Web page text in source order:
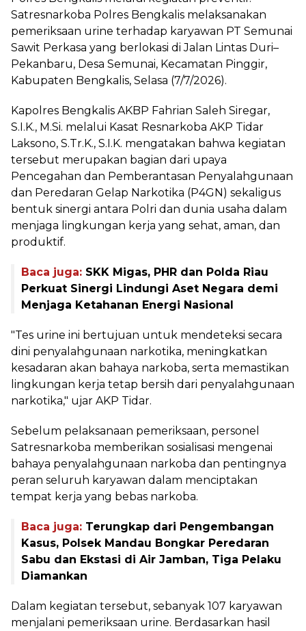
Satresnarkoba Polres Bengkalis melaksanakan
pemeriksaan urine terhadap karyawan PT Semunai
Sawit Perkasa yang berlokasi di Jalan Lintas Duri–
Pekanbaru, Desa Semunai, Kecamatan Pinggir,
Kabupaten Bengkalis, Selasa (7/7/2026).
Kapolres Bengkalis AKBP Fahrian Saleh Siregar,
S.I.K., M.Si. melalui Kasat Resnarkoba AKP Tidar
Laksono, S.Tr.K., S.I.K. mengatakan bahwa kegiatan
tersebut merupakan bagian dari upaya
Pencegahan dan Pemberantasan Penyalahgunaan
dan Peredaran Gelap Narkotika (P4GN) sekaligus
bentuk sinergi antara Polri dan dunia usaha dalam
menjaga lingkungan kerja yang sehat, aman, dan
produktif.
Baca juga: SKK Migas, PHR dan Polda Riau
Perkuat Sinergi Lindungi Aset Negara demi
Menjaga Ketahanan Energi Nasional
"Tes urine ini bertujuan untuk mendeteksi secara
dini penyalahgunaan narkotika, meningkatkan
kesadaran akan bahaya narkoba, serta memastikan
lingkungan kerja tetap bersih dari penyalahgunaan
narkotika," ujar AKP Tidar.
Sebelum pelaksanaan pemeriksaan, personel
Satresnarkoba memberikan sosialisasi mengenai
bahaya penyalahgunaan narkoba dan pentingnya
peran seluruh karyawan dalam menciptakan
tempat kerja yang bebas narkoba.
Baca juga: Terungkap dari Pengembangan
Kasus, Polsek Mandau Bongkar Peredaran
Sabu dan Ekstasi di Air Jamban, Tiga Pelaku
Diamankan
Dalam kegiatan tersebut, sebanyak 107 karyawan
menjalani pemeriksaan urine. Berdasarkan hasil